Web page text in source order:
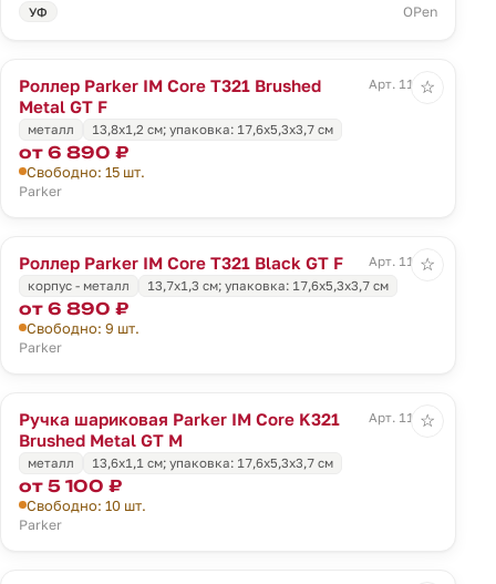
УФ OPen
Роллер Parker IM Core T321 Brushed
Metal GT F
Арт. 11928
металл 13,8x1,2 см; упаковка: 17,6x5,3x3,7 см
от 6 890 ₽
Свободно: 15 шт.
Parker
☆
Роллер Parker IM Core T321 Black GT F
Арт. 11929
корпус - металл
13,7x1,3 см; упаковка: 17,6x5,3x3,7 см
от 6 890 ₽
Свободно: 9 шт.
Parker
☆
Ручка шариковая Parker IM Core K321
Brushed Metal GT M
Арт. 11930
металл 13,6x1,1 см; упаковка: 17,6x5,3x3,7 см
от 5 100 ₽
Свободно: 10 шт.
Parker
☆